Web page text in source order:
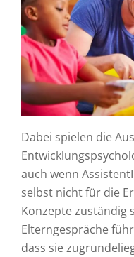
Dabei spielen die
auch wenn
selbst nicht für die
Konzepte zuständig
Elterngespräche
dass sie